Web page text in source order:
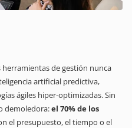
de gestión nunca
artificial predictiva,
ágiles hiper-optimizadas. Sin
demoledora:el 70% de los
el presupuesto, el tiempo o el